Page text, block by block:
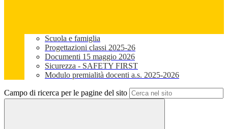
Scuola e famiglia
Progettazioni classi 2025-26
Documenti 15 maggio 2026
Sicurezza - SAFETY FIRST
Modulo premialità docenti a.s. 2025-2026
Campo di ricerca per le pagine del sito